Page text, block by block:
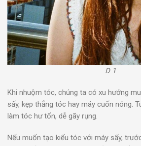
D 1
Khi nhuộm tóc, chúng ta có xu hướng
sấy, kẹp thẳng tóc hay máy cuốn nóng.
làm tóc hư tổn, dễ gãy rụng.
Nếu muốn tạo kiểu tóc với máy sấy,